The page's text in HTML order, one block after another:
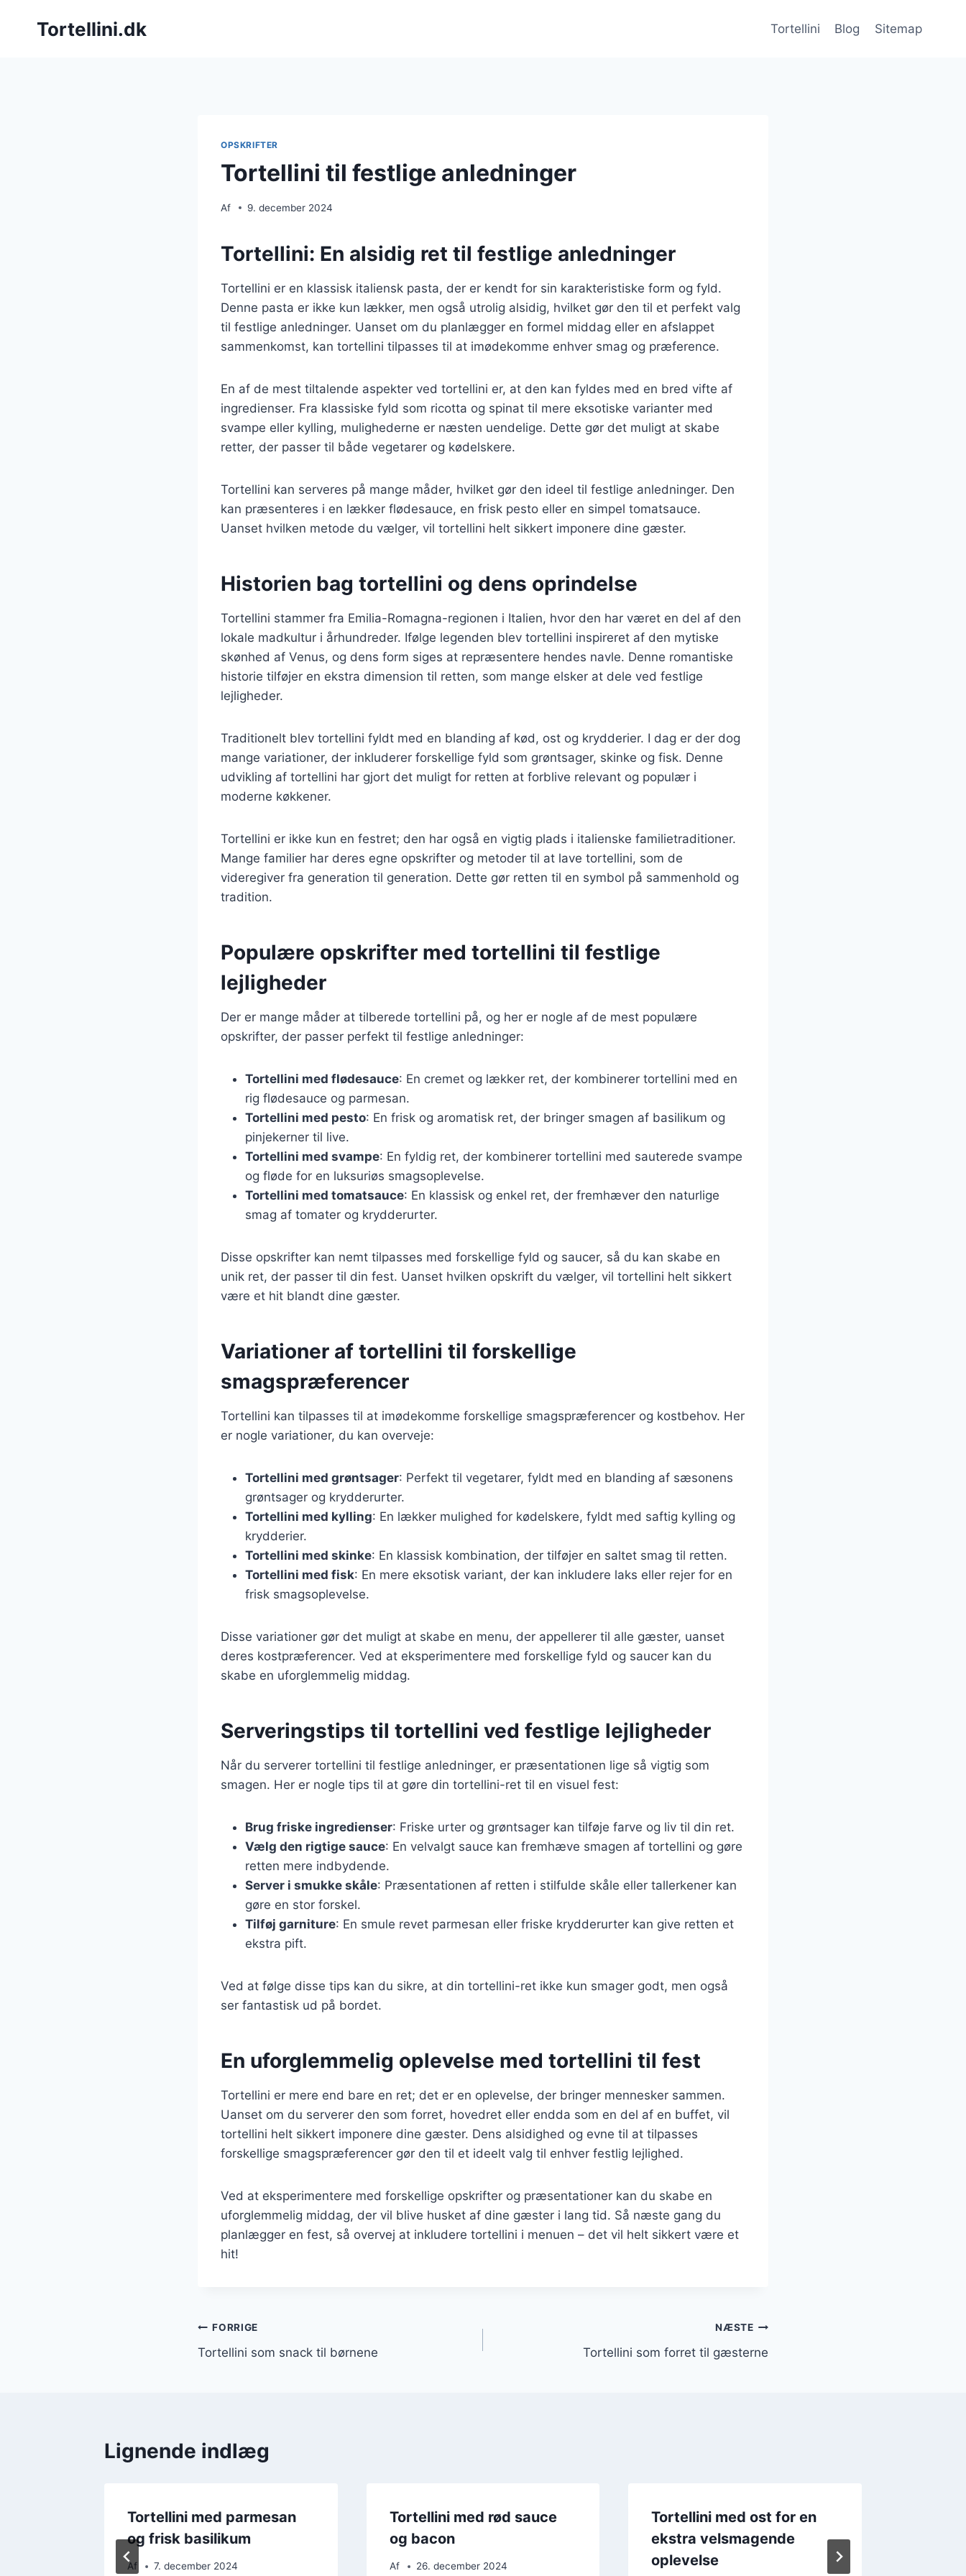
Tortellini.dk Tortellini Blog Sitemap
OPSKRIFTER
Tortellini til festlige anledninger
Af 9. december 2024
Tortellini: En alsidig ret til festlige anledninger
Tortellini er en klassisk italiensk pasta, der er kendt for sin karakteristiske form og fyld.
Denne pasta er ikke kun lækker, men også utrolig alsidig, hvilket gør den til et perfekt valg
til festlige anledninger. Uanset om du planlægger en formel middag eller en afslappet
sammenkomst, kan tortellini tilpasses til at imødekomme enhver smag og præference.
En af de mest tiltalende aspekter ved tortellini er, at den kan fyldes med en bred vifte af
ingredienser. Fra klassiske fyld som ricotta og spinat til mere eksotiske varianter med
svampe eller kylling, mulighederne er næsten uendelige. Dette gør det muligt at skabe
retter, der passer til både vegetarer og kødelskere.
Tortellini kan serveres på mange måder, hvilket gør den ideel til festlige anledninger. Den
kan præsenteres i en lækker flødesauce, en frisk pesto eller en simpel tomatsauce.
Uanset hvilken metode du vælger, vil tortellini helt sikkert imponere dine gæster.
Historien bag tortellini og dens oprindelse
Tortellini stammer fra Emilia-Romagna-regionen i Italien, hvor den har været en del af den
lokale madkultur i århundreder. Ifølge legenden blev tortellini inspireret af den mytiske
skønhed af Venus, og dens form siges at repræsentere hendes navle. Denne romantiske
historie tilføjer en ekstra dimension til retten, som mange elsker at dele ved festlige
lejligheder.
Traditionelt blev tortellini fyldt med en blanding af kød, ost og krydderier. I dag er der dog
mange variationer, der inkluderer forskellige fyld som grøntsager, skinke og fisk. Denne
udvikling af tortellini har gjort det muligt for retten at forblive relevant og populær i
moderne køkkener.
Tortellini er ikke kun en festret; den har også en vigtig plads i italienske familietraditioner.
Mange familier har deres egne opskrifter og metoder til at lave tortellini, som de
videregiver fra generation til generation. Dette gør retten til en symbol på sammenhold og
tradition.
Populære opskrifter med tortellini til festlige
lejligheder
Der er mange måder at tilberede tortellini på, og her er nogle af de mest populære
opskrifter, der passer perfekt til festlige anledninger:
Tortellini med flødesauce: En cremet og lækker ret, der kombinerer tortellini med en
rig flødesauce og parmesan.
Tortellini med pesto: En frisk og aromatisk ret, der bringer smagen af basilikum og
pinjekerner til live.
Tortellini med svampe: En fyldig ret, der kombinerer tortellini med sauterede svampe
og fløde for en luksuriøs smagsoplevelse.
Tortellini med tomatsauce: En klassisk og enkel ret, der fremhæver den naturlige
smag af tomater og krydderurter.
Disse opskrifter kan nemt tilpasses med forskellige fyld og saucer, så du kan skabe en
unik ret, der passer til din fest. Uanset hvilken opskrift du vælger, vil tortellini helt sikkert
være et hit blandt dine gæster.
Variationer af tortellini til forskellige
smagspræferencer
Tortellini kan tilpasses til at imødekomme forskellige smagspræferencer og kostbehov. Her
er nogle variationer, du kan overveje:
Tortellini med grøntsager: Perfekt til vegetarer, fyldt med en blanding af sæsonens
grøntsager og krydderurter.
Tortellini med kylling: En lækker mulighed for kødelskere, fyldt med saftig kylling og
krydderier.
Tortellini med skinke: En klassisk kombination, der tilføjer en saltet smag til retten.
Tortellini med fisk: En mere eksotisk variant, der kan inkludere laks eller rejer for en
frisk smagsoplevelse.
Disse variationer gør det muligt at skabe en menu, der appellerer til alle gæster, uanset
deres kostpræferencer. Ved at eksperimentere med forskellige fyld og saucer kan du
skabe en uforglemmelig middag.
Serveringstips til tortellini ved festlige lejligheder
Når du serverer tortellini til festlige anledninger, er præsentationen lige så vigtig som
smagen. Her er nogle tips til at gøre din tortellini-ret til en visuel fest:
Brug friske ingredienser: Friske urter og grøntsager kan tilføje farve og liv til din ret.
Vælg den rigtige sauce: En velvalgt sauce kan fremhæve smagen af tortellini og gøre
retten mere indbydende.
Server i smukke skåle: Præsentationen af retten i stilfulde skåle eller tallerkener kan
gøre en stor forskel.
Tilføj garniture: En smule revet parmesan eller friske krydderurter kan give retten et
ekstra pift.
Ved at følge disse tips kan du sikre, at din tortellini-ret ikke kun smager godt, men også
ser fantastisk ud på bordet.
En uforglemmelig oplevelse med tortellini til fest
Tortellini er mere end bare en ret; det er en oplevelse, der bringer mennesker sammen.
Uanset om du serverer den som forret, hovedret eller endda som en del af en buffet, vil
tortellini helt sikkert imponere dine gæster. Dens alsidighed og evne til at tilpasses
forskellige smagspræferencer gør den til et ideelt valg til enhver festlig lejlighed.
Ved at eksperimentere med forskellige opskrifter og præsentationer kan du skabe en
uforglemmelig middag, der vil blive husket af dine gæster i lang tid. Så næste gang du
planlægger en fest, så overvej at inkludere tortellini i menuen – det vil helt sikkert være et
hit!
Indlægsnavigation
FORRIGE
Tortellini som snack til børnene
NÆSTE
Tortellini som forret til gæsterne
Lignende indlæg
Tortellini med parmesan
og frisk basilikum
Af 7. december 2024
Tortellini med rød sauce
og bacon
Af 26. december 2024
Tortellini med ost for en
ekstra velsmagende
oplevelse